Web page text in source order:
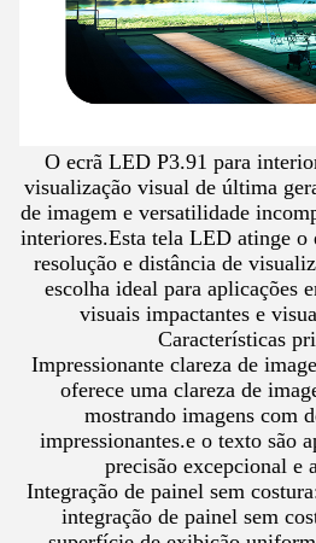
O ecrã LED P3.91 para
visualização visual de última
de imagem e versatilidade
interiores.Esta tela LED atinge
resolução e distância de
escolha ideal para aplicações
visuais impactantes e
Características
Impressionante clareza de
oferece uma clareza de
mostrando imagens com
impressionantes.e o texto são
precisão excepcional e
Integração de painel sem
integração de painel sem